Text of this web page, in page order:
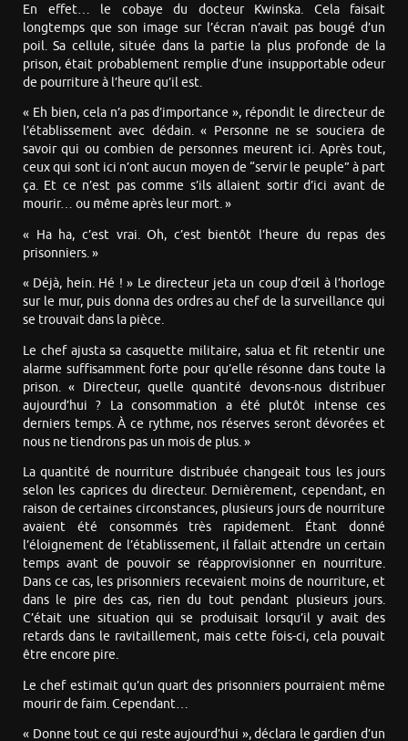
En effet… le cobaye du docteur Kwinska. Cela faisait
longtemps que son image sur l’écran n’avait pas bougé d’un
poil. Sa cellule, située dans la partie la plus profonde de la
prison, était probablement remplie d’une insupportable odeur
de pourriture à l’heure qu’il est.
« Eh bien, cela n’a pas d’importance », répondit le directeur de
l’établissement avec dédain. « Personne ne se souciera de
savoir qui ou combien de personnes meurent ici. Après tout,
ceux qui sont ici n’ont aucun moyen de “servir le peuple” à part
ça. Et ce n’est pas comme s’ils allaient sortir d’ici avant de
mourir… ou même après leur mort. »
« Ha ha, c’est vrai. Oh, c’est bientôt l’heure du repas des
prisonniers. »
« Déjà, hein. Hé ! » Le directeur jeta un coup d’œil à l’horloge
sur le mur, puis donna des ordres au chef de la surveillance qui
se trouvait dans la pièce.
Le chef ajusta sa casquette militaire, salua et fit retentir une
alarme suffisamment forte pour qu’elle résonne dans toute la
prison. « Directeur, quelle quantité devons-nous distribuer
aujourd’hui ? La consommation a été plutôt intense ces
derniers temps. À ce rythme, nos réserves seront dévorées et
nous ne tiendrons pas un mois de plus. »
La quantité de nourriture distribuée changeait tous les jours
selon les caprices du directeur. Dernièrement, cependant, en
raison de certaines circonstances, plusieurs jours de nourriture
avaient été consommés très rapidement. Étant donné
l’éloignement de l’établissement, il fallait attendre un certain
temps avant de pouvoir se réapprovisionner en nourriture.
Dans ce cas, les prisonniers recevaient moins de nourriture, et
dans le pire des cas, rien du tout pendant plusieurs jours.
C’était une situation qui se produisait lorsqu’il y avait des
retards dans le ravitaillement, mais cette fois-ci, cela pouvait
être encore pire.
Le chef estimait qu’un quart des prisonniers pourraient même
mourir de faim. Cependant…
« Donne tout ce qui reste aujourd’hui », déclara le gardien d’un